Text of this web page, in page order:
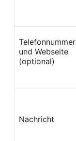
Telefonnummer
und Webseite
(optional)
Nachricht